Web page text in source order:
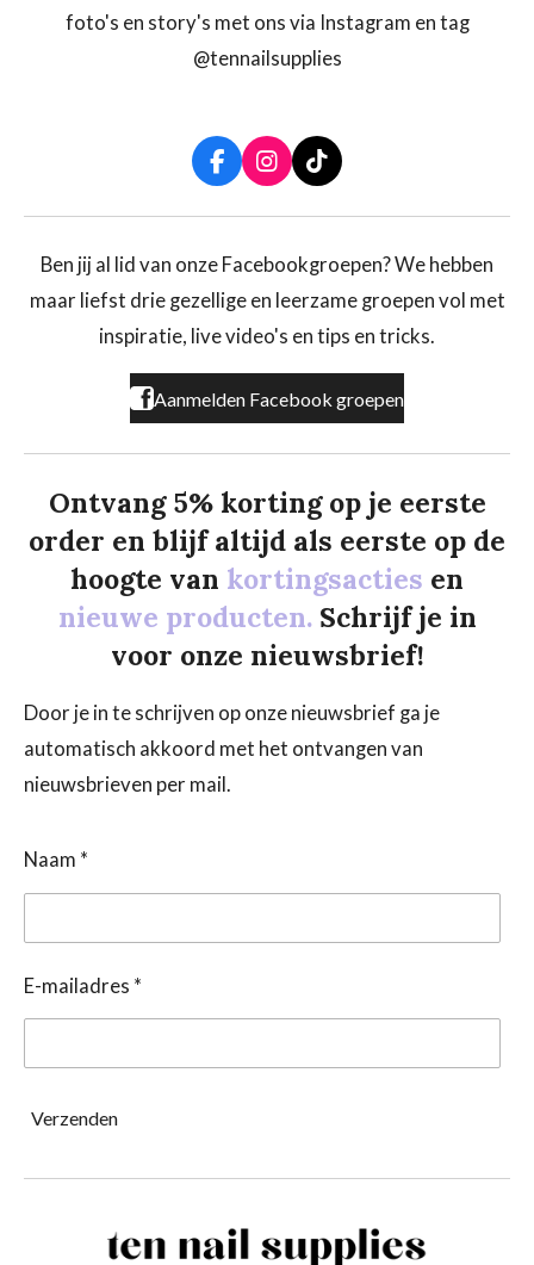
foto's en story's met ons via Instagram en tag
@tennailsupplies
F
a
c
b
o
k
I
n
s
a
r
a
T
i
k
o
Ben jij al lid van onze Facebookgroepen? We hebben
maar liefst drie gezellige en leerzame groepen vol met
inspiratie, live video's en tips en tricks.
Aanmelden Facebook groepen
Ontvang 5% korting op je eerste
order en blijf altijd als eerste op de
hoogte van kortingsacties en
nieuwe producten. Schrijf je in
voor onze nieuwsbrief!
Door je in te schrijven op onze nieuwsbrief ga je
automatisch akkoord met het ontvangen van
nieuwsbrieven per mail.
Naam *
E-mailadres *
Verzenden